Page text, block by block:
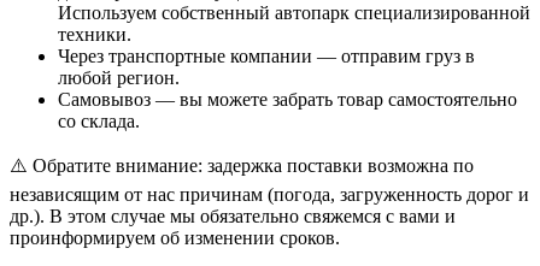
Используем собственный автопарк специализированной
техники.
Через транспортные компании — отправим груз в
любой регион.
Самовывоз — вы можете забрать товар самостоятельно
со склада.
⚠️ Обратите внимание: задержка поставки возможна по
независящим от нас причинам (погода, загруженность дорог и
др.). В этом случае мы обязательно свяжемся с вами и
проинформируем об изменении сроков.